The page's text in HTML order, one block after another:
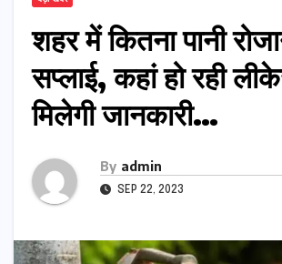
शहर में कितना पानी
सप्लाई, कहां हो रही
मिलेगी जानकारी…
By admin
SEP 22, 2023